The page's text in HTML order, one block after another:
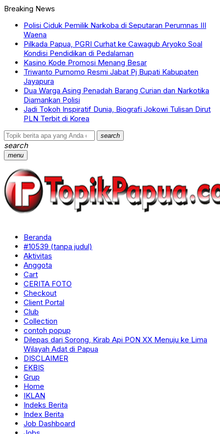
Breaking News
Polisi Ciduk Pemilik Narkoba di Seputaran Perumnas III
Waena
Pilkada Papua, PGRI Curhat ke Cawagub Aryoko Soal
Kondisi Pendidikan di Pedalaman
Kasino Kode Promosi Menang Besar
Triwanto Purnomo Resmi Jabat Pj Bupati Kabupaten
Jayapura
Dua Warga Asing Penadah Barang Curian dan Narkotika
Diamankan Polisi
Jadi Tokoh Inspiratif Dunia, Biografi Jokowi Tulisan Dirut
PLN Terbit di Korea
search
search
menu
Beranda
#10539 (tanpa judul)
Aktivitas
Anggota
Cart
CERITA FOTO
Checkout
Client Portal
Club
Collection
contoh popup
Dilepas dari Sorong, Kirab Api PON XX Menuju ke Lima
Wilayah Adat di Papua
DISCLAIMER
EKBIS
Grup
Home
IKLAN
Indeks Berita
Index Berita
Job Dashboard